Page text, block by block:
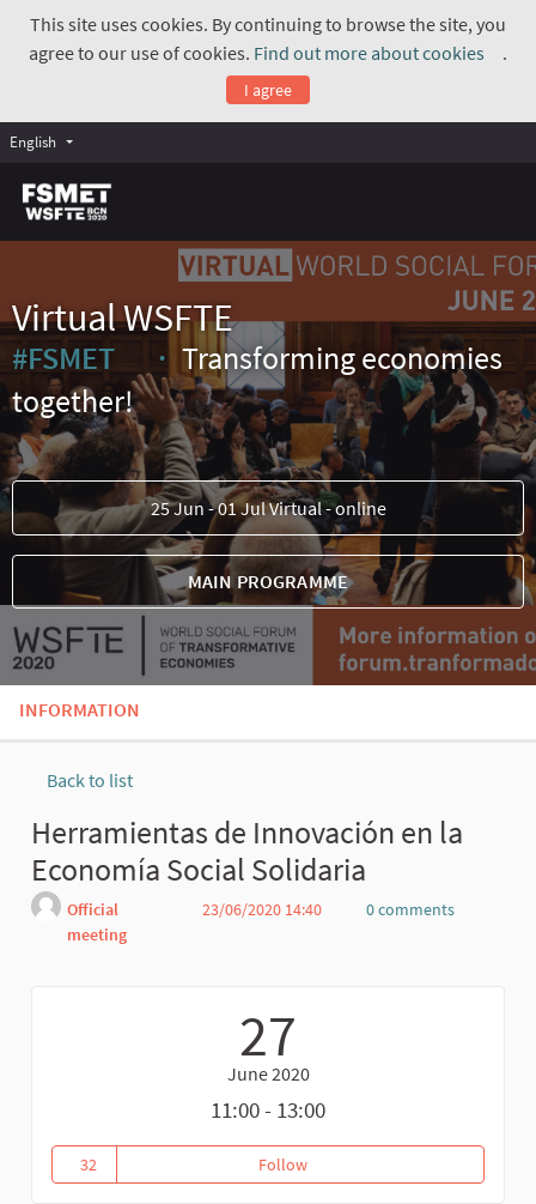
This site uses cookies. By continuing to browse the site, you
agree to our use of cookies. Find out more about cookies
.
I agree
English
Virtual WSFTE
#FSMET
(External link)
Transforming economies
together!
25 Jun - 01 Jul Virtual - online
MAIN PROGRAMME
INFORMATION
Back to list
Herramientas de Innovación en la
Economía Social Solidaria
Official
meeting
23/06/2020 14:40
0 comments
27
June 2020
11:00 - 13:00
32
32 followers
FollowHerramientas de Innovación en